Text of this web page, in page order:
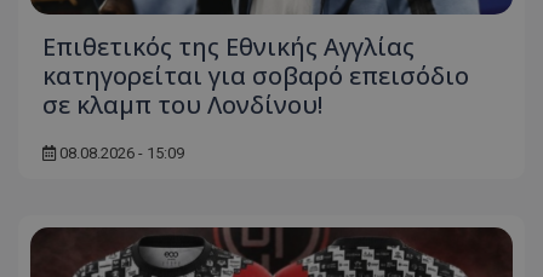
Επιθετικός της Εθνικής Αγγλίας
κατηγορείται για σοβαρό επεισόδιο
σε κλαμπ του Λονδίνου!
08.08.2026 - 15:09